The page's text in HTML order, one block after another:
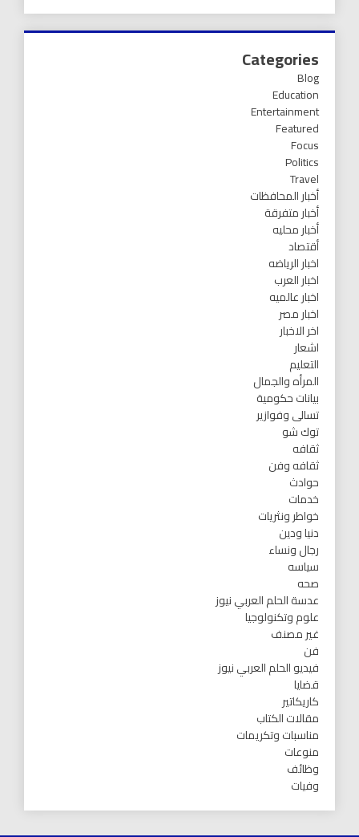
Categories
Blog
Education
Entertainment
Featured
Focus
Politics
Travel
أخبار المحافظات
أخبار متفرقة
أخبار محليه
أقتصاد
اخبار الرياضه
اخبار العرب
اخبار عالميه
اخبار مصر
اخر الاخبار
اشعار
التعليم
المرأه والجمال
بيانات حكومية
تسالى وفوازير
توك شو
ثقافه
ثقافه وفن
حوادث
خدمات
خواطر ونثريات
دنيا ودين
رجال ونساء
سياسه
صحه
عدسة الحلم العربي نيوز
علوم وتكنولوجيا
غير مصنف
فن
فيديو الحلم العربي نيوز
قضايا
كاريكاتير
مقالات الكتاب
مناسبات وتكريمات
منوعات
وظائف
وفيات